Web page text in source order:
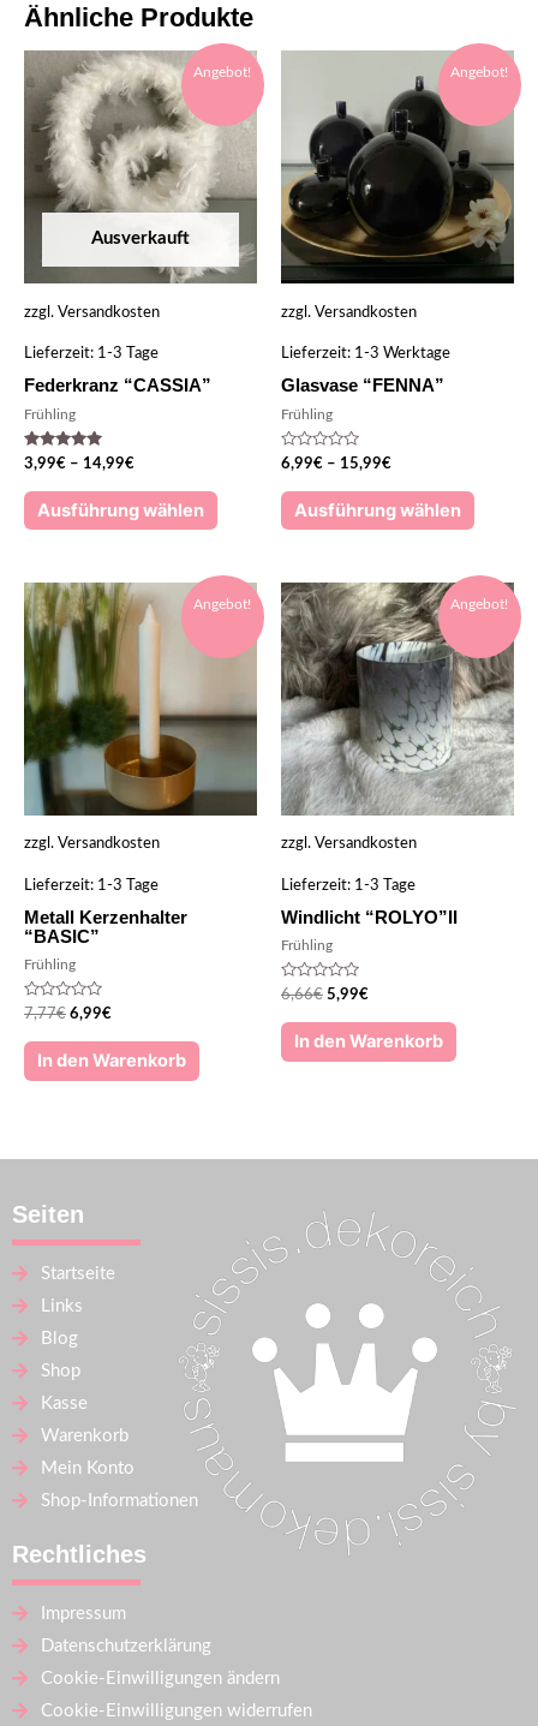
Ähnliche Produkte
Angebot!
Ausverkauft
zzgl. Versandkosten
Lieferzeit: 1-3 Tage
Federkranz “CASSIA”
Frühling
Bewertet
mit
5.00
von 5
3,99€ – 14,99€
Ausführung wählen
Angebot!
zzgl. Versandkosten
Lieferzeit: 1-3 Werktage
Glasvase “FENNA”
Frühling
Bewertet
mit
0
von
6,99€ – 15,99€
Ausführung wählen
Angebot!
zzgl. Versandkosten
Lieferzeit: 1-3 Tage
Metall Kerzenhalter
“BASIC”
Frühling
Bewertet
mit
0
von
7,77€ 6,99€
In den Warenkorb
Angebot!
zzgl. Versandkosten
Lieferzeit: 1-3 Tage
Windlicht “ROLYO”II
Frühling
Bewertet
mit
0
von
6,66€ 5,99€
In den Warenkorb
Seiten
Startseite
Links
Blog
Shop
Kasse
Warenkorb
Mein Konto
Shop-Informationen
Rechtliches
Impressum
Datenschutzerklärung
Cookie-Einwilligungen ändern
Cookie-Einwilligungen widerrufen